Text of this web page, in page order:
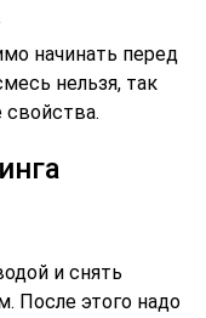
начинать перед
нельзя, так
свойства.
и снять
После этого надо